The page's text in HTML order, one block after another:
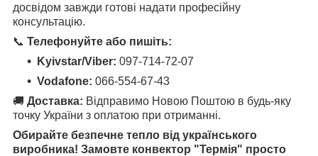
досвідом завжди готові надати професійну
консультацію.
📞 Телефонуйте або пишіть:
Kyivstar/Viber: 097-714-72-07
Vodafone: 066-554-67-43
🚚 Доставка: Відправимо Новою Поштою в будь-яку
точку України з оплатою при отриманні.
Обирайте безпечне тепло від українського
виробника! Замовте конвектор "Термія" просто